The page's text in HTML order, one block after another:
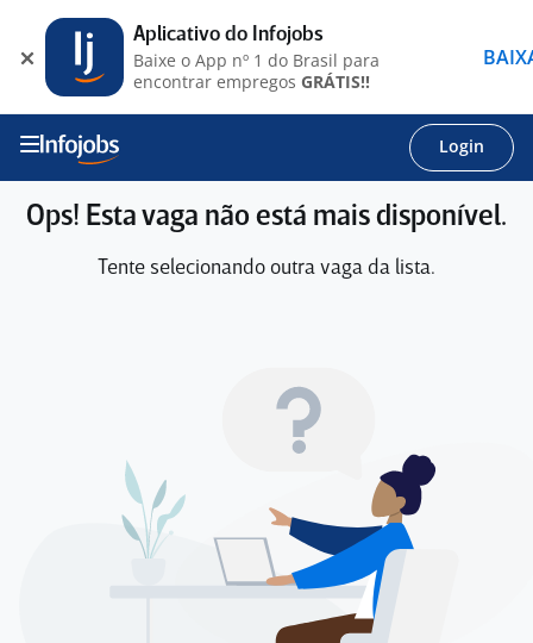
Login
Ops! Esta vaga não está mais disponível.
Tente selecionando outra vaga da lista.
Aplicativo do Infojobs
Baixe o App nº 1 do Brasil para
encontrar empregos GRÁTIS!!